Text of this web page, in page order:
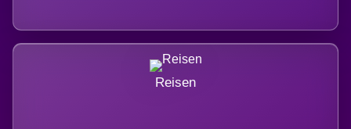
Reisen